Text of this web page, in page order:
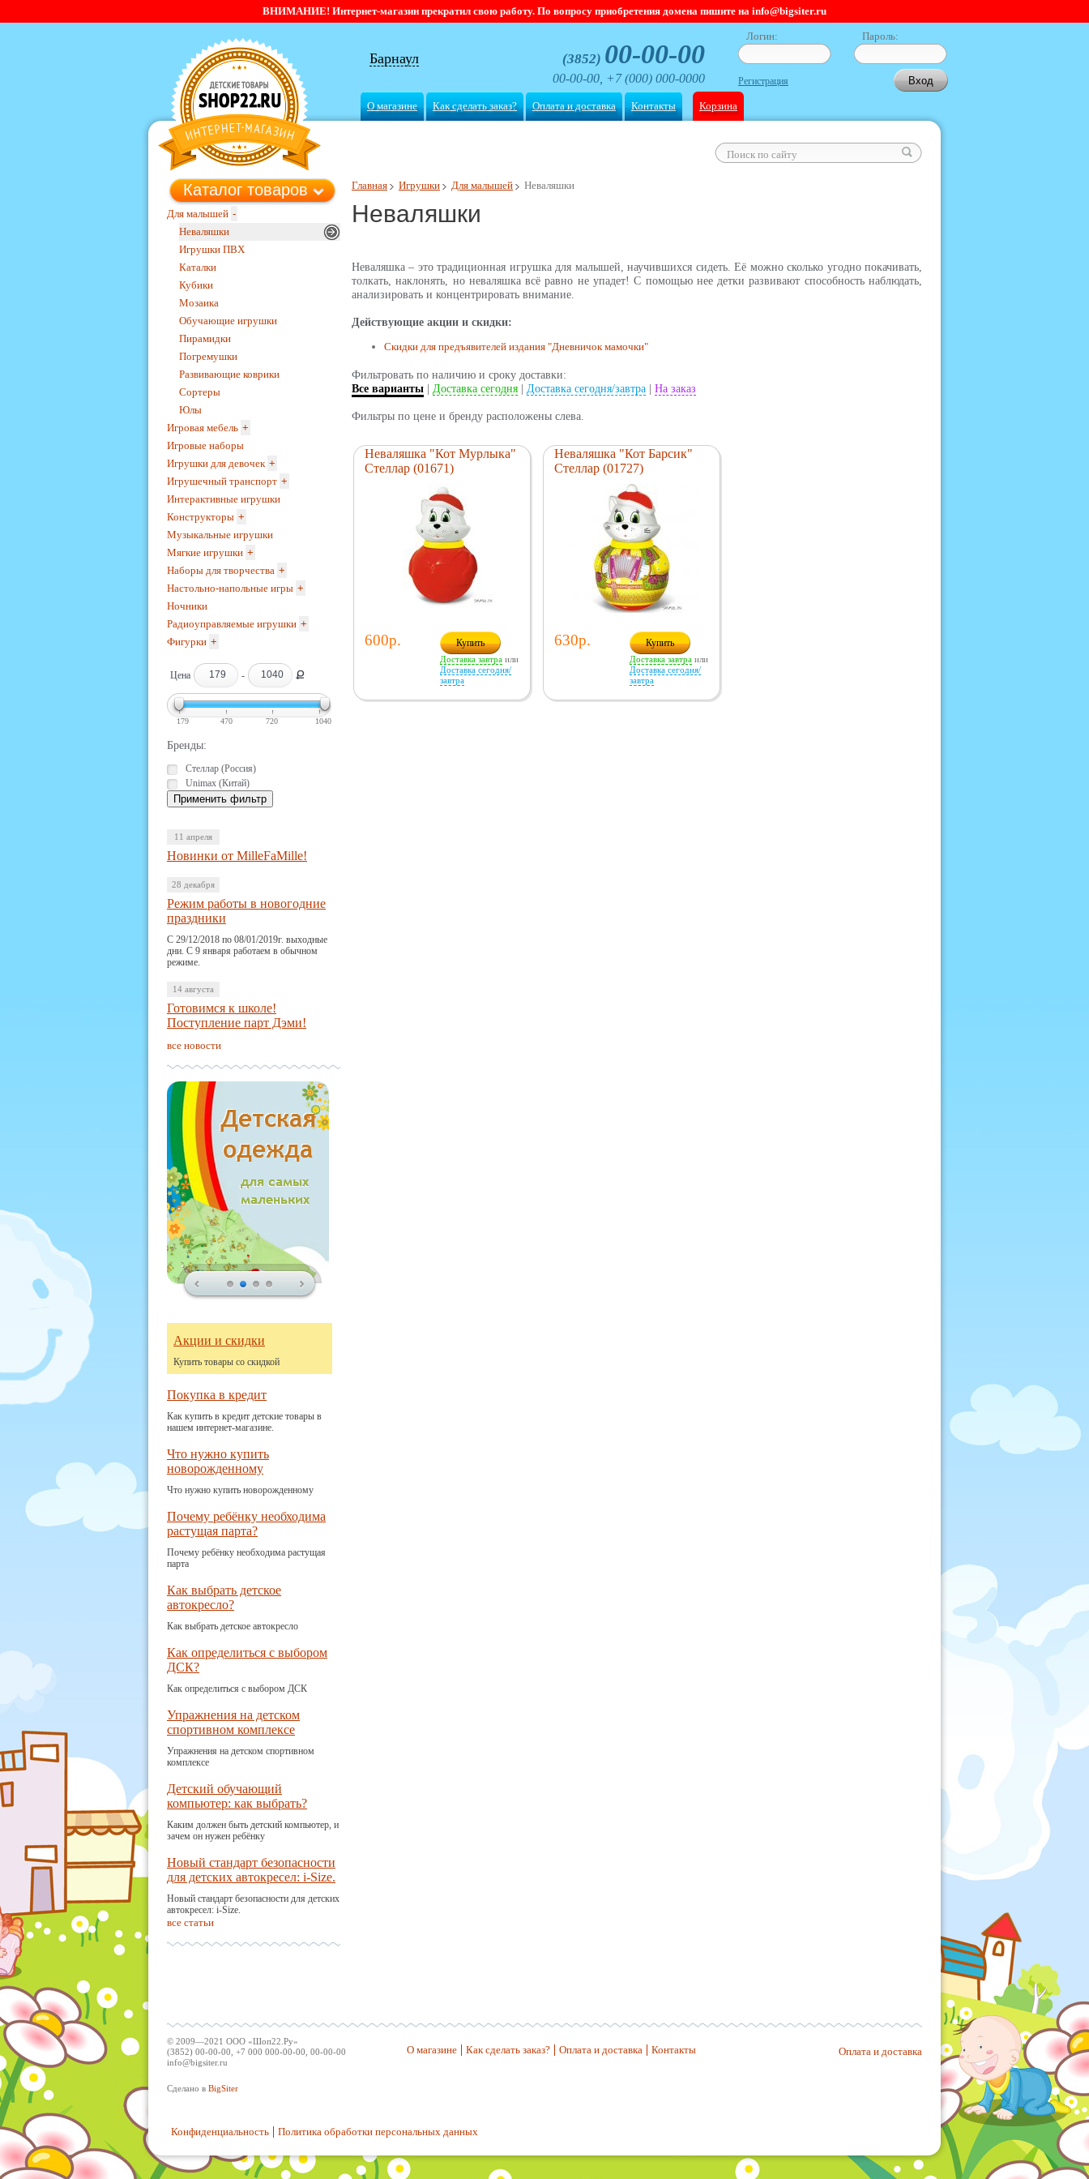
ВНИМАНИЕ! Интернет-магазин прекратил свою работу. По вопросу приобретения домена пишите на info@bigsiter.ru
Барнаул (3852) 00-00-00
00-00-00, +7 (000) 000-0000
Логин: Пароль:
Регистрация
О магазине Как сделать заказ? Оплата и доставка Контакты Корзина
Главная Игрушки Для малышей Неваляшки
Неваляшки
Неваляшка – это традиционная игрушка для малышей, научившихся сидеть. Её можно сколько угодно покачивать,
толкать, наклонять, но неваляшка всё равно не упадет! С помощью нее детки развивают способность наблюдать,
анализировать и концентрировать внимание.
Действующие акции и скидки:
Скидки для предъявителей издания "Дневничок мамочки"
Фильтровать по наличию и сроку доставки:
Все варианты
Доставка сегодня Доставка сегодня/завтра На заказ
Фильтры по цене и бренду расположены слева.
Каталог товаров
Для малышей -
Неваляшки
Игрушки ПВХ
Каталки
Кубики
Мозаика
Обучающие игрушки
Пирамидки
Погремушки
Развивающие коврики
Сортеры
Юлы
Игровая мебель +
Игровые наборы
Игрушки для девочек +
Игрушечный транспорт +
Интерактивные игрушки
Конструкторы +
Музыкальные игрушки
Мягкие игрушки +
Наборы для творчества +
Настольно-напольные игры +
Ночники
Радиоуправляемые игрушки +
Фигурки +
Цена - Ք
179 470 720 1040
Бренды:
Стеллар (Россия)
Unimax (Китай)
11 апреля
Новинки от MilleFaMille!
28 декабря
Режим работы в новогодние
праздники
С 29/12/2018 по 08/01/2019г. выходные
дни. С 9 января работаем в обычном
режиме.
14 августа
Готовимся к школе!
Поступление парт Дэми!
все новости
Акции и скидки
Купить товары со скидкой
Покупка в кредит
Как купить в кредит детские товары в
нашем интернет-магазине.
Что нужно купить
новорожденному
Что нужно купить новорожденному
Почему ребёнку необходима
растущая парта?
Почему ребёнку необходима растущая
парта
Как выбрать детское
автокресло?
Как выбрать детское автокресло
Как определиться с выбором
ДСК?
Как определиться с выбором ДСК
Упражнения на детском
спортивном комплексе
Упражнения на детском спортивном
комплексе
Детский обучающий
компьютер: как выбрать?
Каким должен быть детский компьютер, и
зачем он нужен ребёнку
Новый стандарт безопасности
для детских автокресел: i-Size.
Новый стандарт безопасности для детских
автокресел: i-Size.
все статьи
Неваляшка "Кот Мурлыка"
Стеллар (01671)
600р. Купить
Доставка завтра или
Доставка сегодня/
завтра
Неваляшка "Кот Барсик"
Стеллар (01727)
630р. Купить
Доставка завтра или
Доставка сегодня/
завтра
© 2009—2021 ООО «Шоп22.Ру»
(3852) 00-00-00, +7 000 000-00-00, 00-00-00
info@bigsiter.ru
Сделано в BigSiter
О магазине Как сделать заказ? Оплата и доставка Контакты Оплата и доставка
Конфиденциальность Политика обработки персональных данных